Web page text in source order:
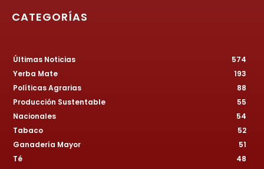
CATEGORÍAS
Últimas Noticias
574
Yerba Mate
193
Políticas Agrarias
88
Producción Sustentable
55
Nacionales
54
Tabaco
52
Ganadería Mayor
51
Té
48